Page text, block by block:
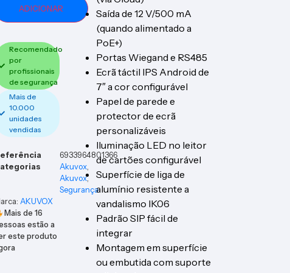
ADICIONAR
Recomendado
por
profissionais
de segurança
Mais de
10.000
unidades
vendidas
6933964801366
Akuvox,
Akuvox,
Segurança
AKUVOX
Mais de16
estão a
este produto
Saída de 12 V/500 mA
(quando alimentado a
PoE+)
Portas Wiegand e RS485
Ecrã táctil IPS Android de
7″ a cor configurável
Papel de parede e
protector de ecrã
personalizáveis
Iluminação LED no leitor
de cartões configurável
Superfície de liga de
alumínio resistente a
vandalismo IK06
Padrão SIP fácil de
integrar
Montagem em superfície
ou embutida com suporte